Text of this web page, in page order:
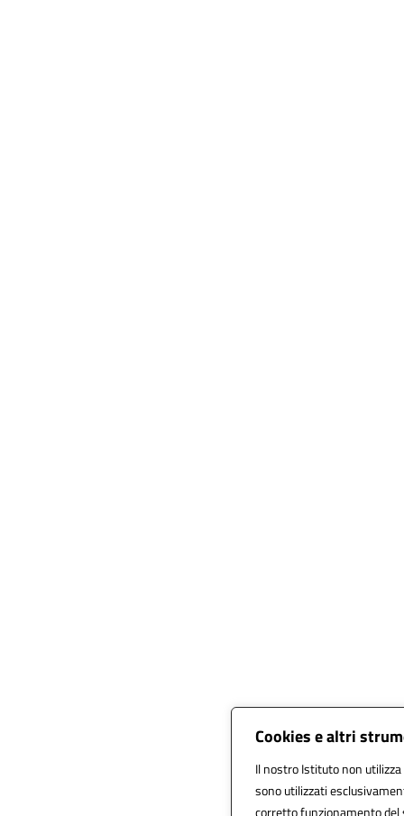
Cookies e altri
Il nostro Istituto non
sono utilizzati
corretto funzionamento del